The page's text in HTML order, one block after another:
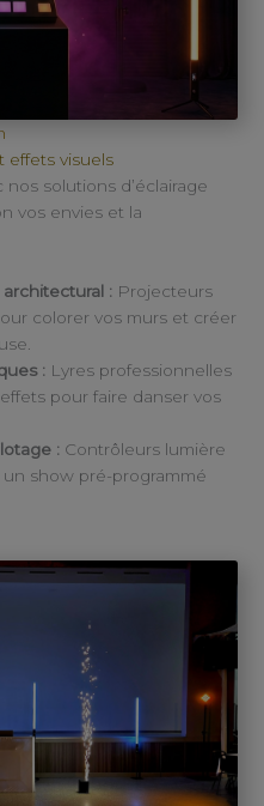
effets visuels
solutions d’éclairage
vos envies et la
: Projecteurs
colorer vos murs et créer
: Lyres professionnelles
pour faire danser vos
: Contrôleurs lumière
un show pré-programmé